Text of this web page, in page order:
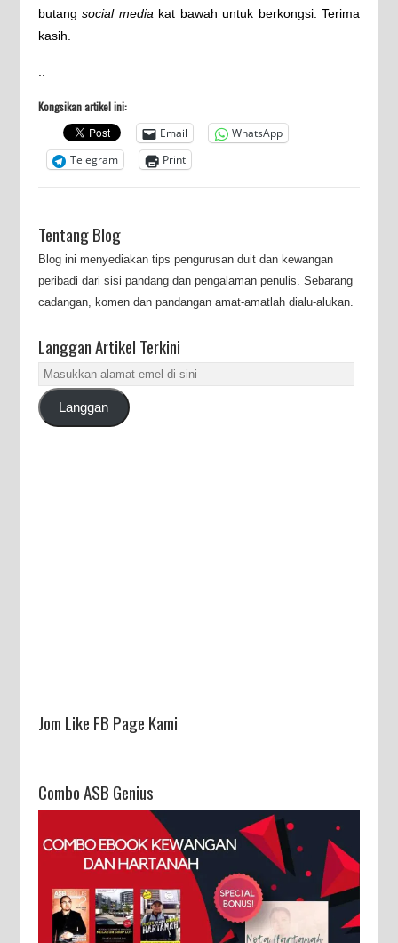
butangsocial mediakat bawah untuk berkongsi. Terima
kasih.
..
Kongsikan artikel ini:
Email
WhatsApp
Telegram
Print
Tentang Blog
Blog ini menyediakan tips pengurusan duit dan kewangan
peribadi dari sisi pandang dan pengalaman penulis. Sebarang
cadangan, komen dan pandangan amat-amatlah dialu-alukan.
Langgan Artikel Terkini
Masukkan
alamat
emelLanggan
Jom Like FB Page Kami
Combo ASB Genius